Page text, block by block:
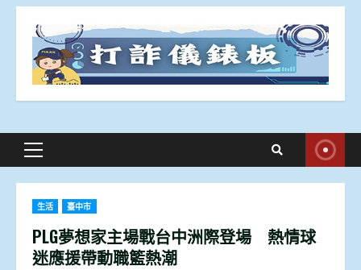
Primary
生活 臺中市
PLG夢想家主場戰台中洲際登場 熱情球
迷應援帶動職籃熱潮